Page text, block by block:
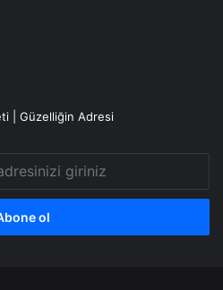
| Güzelliğin Adresi